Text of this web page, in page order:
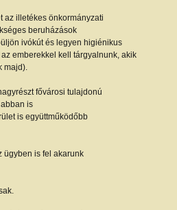
az illetékes önkormányzati
beruházások
ivókút és legyen higiénikus
emberekkel kell tárgyalnunk, akik
majd).
fővárosi tulajdonú
is
is együttműködőbb
ügyben is fel akarunk